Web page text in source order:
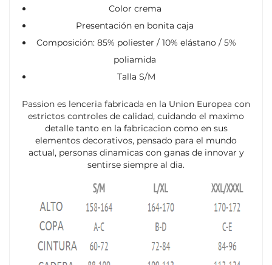
Color crema
Presentación en bonita caja
Composición: 85% poliester / 10% elástano / 5%
poliamida
Talla S/M
Passion es lenceria fabricada en la Union Europea con
estrictos controles de calidad, cuidando el maximo
detalle tanto en la fabricacion como en sus
elementos decorativos, pensado para el mundo
actual, personas dinamicas con ganas de innovar y
sentirse siempre al dia.